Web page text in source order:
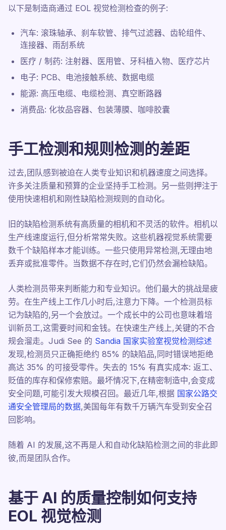
以下是制造商通过 EOL 视觉检测检查的例子:
汽车: 滚珠轴承、刹车软管、排气过滤器、齿轮组件、
连接器、雨刮系统
医疗 / 制药: 注射器、医用管、牙科植入物、医疗芯片
电子: PCB、电池接触系统、数据电缆
能源: 高压电缆、电缆检测、真空断路器
消费品: 化妆品容器、包装薄膜、咖啡胶囊
手工检测和规则检测的差距
过去,团队感到被迫在人类专业知识和机器速度之间选择。
许多关注质量和预算的企业坚持手工检测。另一些则押注于
使用快速相机和刚性缺陷检测规则的自动化。
旧的缺陷检测系统有高质量的相机和不灵活的软件。相机以
生产线速度运行,但分析常常失败。这些机器视觉系统需要
数千个缺陷样本才能训练。一些只使用异常检测,无理由地
丢弃或批准零件。当数据不存在时,它们仍然会漏检缺陷。
人类检测员带来判断能力和专业知识。他们最大的挑战是疲
劳。在生产线上工作几小时后,注意力下降。一个检测员标
记为缺陷的,另一个会放过。一个成长中的公司也意味着培
训新员工,这需要时间和金钱。在快速生产线上,关键的不合
规会溜走。Judi See 的 Sandia 国家实验室视觉检测综述
发现,检测员只正确拒绝约 85% 的缺陷品,同时错误地拒绝
高达 35% 的可接受零件。失去的 15% 有真实成本: 返工、
贬值的库存和保修索赔。最坏情况下,在精密制造中,会变成
安全问题,可能引发大规模召回。最近几年,根据 国家公路交
通安全管理局的数据,美国每年有数千万辆汽车受到安全召
回影响。
随着 AI 的发展,这不再是人和自动化缺陷检测之间的非此即
彼,而是团队合作。
基于 AI 的质量控制如何支持
EOL 视觉检测